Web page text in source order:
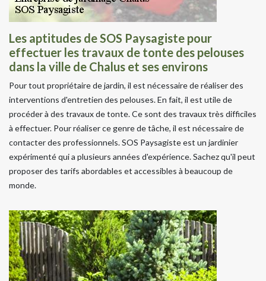
Les aptitudes de SOS Paysagiste pour
effectuer les travaux de tonte des pelouses
dans la ville de Chalus et ses environs
Pour tout propriétaire de jardin, il est nécessaire de réaliser des
interventions d'entretien des pelouses. En fait, il est utile de
procéder à des travaux de tonte. Ce sont des travaux très difficiles
à effectuer. Pour réaliser ce genre de tâche, il est nécessaire de
contacter des professionnels. SOS Paysagiste est un jardinier
expérimenté qui a plusieurs années d'expérience. Sachez qu'il peut
proposer des tarifs abordables et accessibles à beaucoup de
monde.